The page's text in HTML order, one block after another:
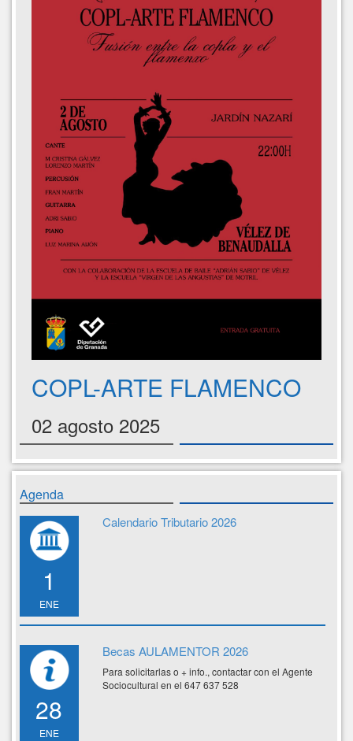
COPL-ARTE FLAMENCO
02 agosto 2025
Agenda
1
ENE
Calendario Tributario 2026
28
ENE
Becas AULAMENTOR 2026
Para solicitarlas o + info., contactar con el Agente
Sociocultural en el 647 637 528